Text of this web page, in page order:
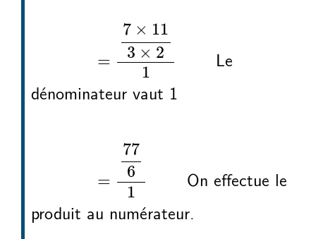
=
7 × 11
3 × 2
1
113 ×2
Le
dénominateur vaut 1
73÷211
=
77
6
1
61
On effectue le
produit au numérateur.
73÷211